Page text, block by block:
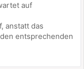
auf
anstatt das
entsprechenden